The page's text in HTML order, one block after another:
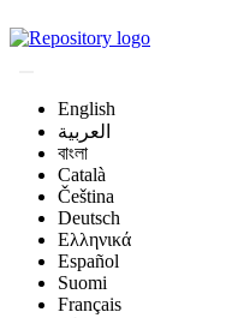
English
العربية
বাংলা
Català
Čeština
Deutsch
Ελληνικά
Español
Suomi
Français